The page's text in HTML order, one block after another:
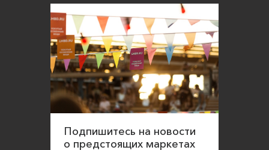
Соглашение об оказании услуг
Правила сайта
Оферта для продавцов
Оферта для покупателей
Политика конфиденциальности
Подпишитесь на новости
о предстоящих маркетах